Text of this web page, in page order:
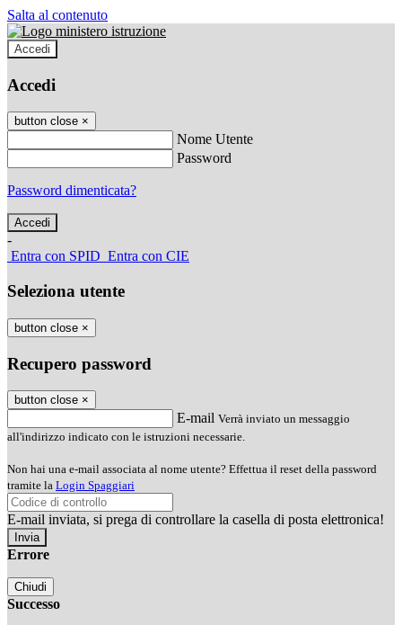
Salta al contenuto
Accedi
Accedi
button close ×
Nome Utente
Password
Password dimenticata?
-
Entra con SPID Entra con CIE
Seleziona utente
button close ×
Recupero password
button close ×
E-mail Verrà inviato un messaggio
all'indirizzo indicato con le istruzioni necessarie.
Non hai una e-mail associata al nome utente? Effettua il reset della password
tramite la Login Spaggiari
E-mail inviata, si prega di controllare la casella di posta elettronica!
Errore
Chiudi
Successo